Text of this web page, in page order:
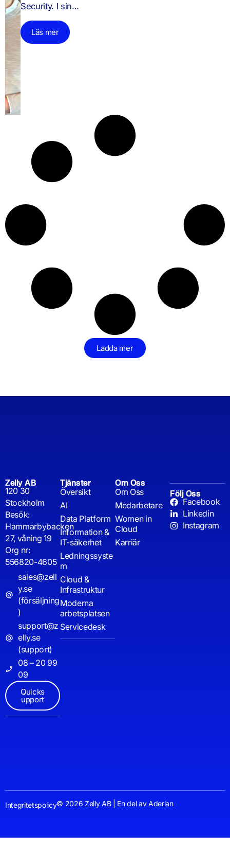
Security. I sin…
Läs mer
Ladda mer
Zelly AB
120 30
Stockholm
Besök:
Hammarbybacken
27, våning 19
Org nr:
556820-4605
sales@zell
y.se
(försäljning
)
support@z
elly.se
(support)
08 – 20 99
09
Quicks
upport
Tjänster
Översikt
AI
Data Platform
Information &
IT-säkerhet
Ledningssyste
m
Cloud &
Infrastruktur
Moderna
arbetsplatsen
Servicedesk
Om Oss
Om Oss
Medarbetare
Women in
Cloud
Karriär
Följ Oss
Facebook
Linkedin
Instagram
© 2026 Zelly AB | En del av Aderian
Integritetspolicy